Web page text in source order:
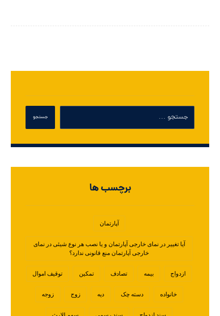
برچسب ها
آپارتمان
آیا تغییر در نمای خارجی آپارتمان و یا نصب هر نوع شیئی در نمای
خارجی آپارتمان منع قانونی ندارد؟
ازدواج بیمه تصادف تمکین توقیف اموال
خانواده دسته چک دیه زوج زوجه